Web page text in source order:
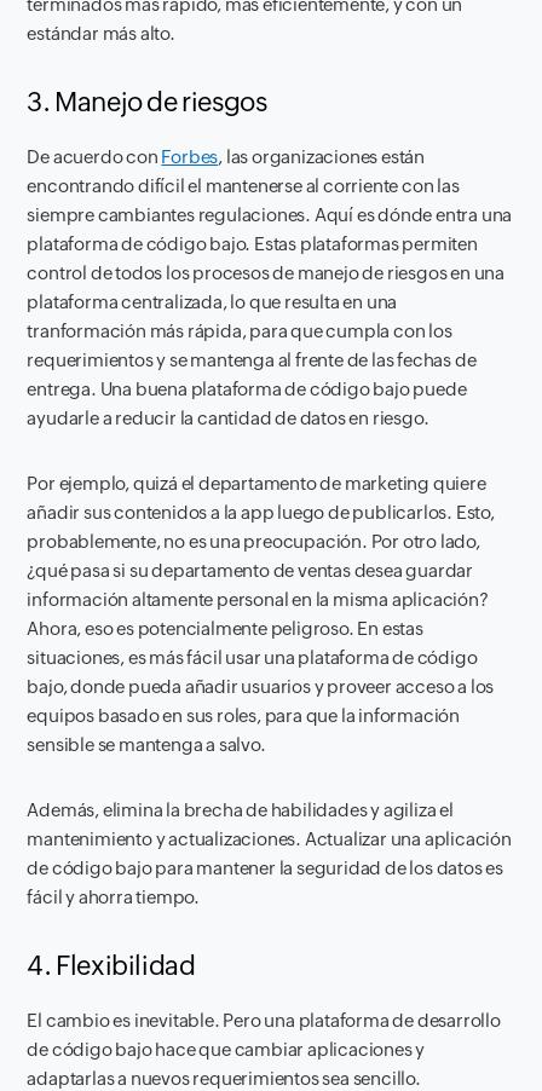
terminados más rápido, más eficientemente, y con un
estándar más alto.
3. Manejo de riesgos
De acuerdo con Forbes, las organizaciones están
encontrando difícil el mantenerse al corriente con las
siempre cambiantes regulaciones. Aquí es dónde entra una
plataforma de código bajo. Estas plataformas permiten
control de todos los procesos de manejo de riesgos en una
plataforma centralizada, lo que resulta en una
tranformación más rápida, para que cumpla con los
requerimientos y se mantenga al frente de las fechas de
entrega. Una buena plataforma de código bajo puede
ayudarle a reducir la cantidad de datos en riesgo.
Por ejemplo, quizá el departamento de marketing quiere
añadir sus contenidos a la app luego de publicarlos. Esto,
probablemente, no es una preocupación. Por otro lado,
¿qué pasa si su departamento de ventas desea guardar
información altamente personal en la misma aplicación?
Ahora, eso es potencialmente peligroso. En estas
situaciones, es más fácil usar una plataforma de código
bajo, donde pueda añadir usuarios y proveer acceso a los
equipos basado en sus roles, para que la información
sensible se mantenga a salvo.
Además, elimina la brecha de habilidades y agiliza el
mantenimiento y actualizaciones. Actualizar una aplicación
de código bajo para mantener la seguridad de los datos es
fácil y ahorra tiempo.
4. Flexibilidad
El cambio es inevitable. Pero una plataforma de desarrollo
de código bajo hace que cambiar aplicaciones y
adaptarlas a nuevos requerimientos sea sencillo.